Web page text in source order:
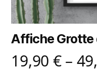
Affiche Grotte
19,90 €–